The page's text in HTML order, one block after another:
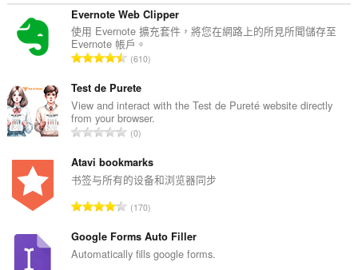
Evernote Web Clipper
使用 Evernote 擴充套件，將您在網路上的所見所聞儲存至
Evernote 帳戶。
評
的
總
次
數
610
Test de Purete
View and interact with the Test de Pureté website directly
from your browser.
評
的
總
數
0
Atavi bookmarks
书签与所有的设备和浏览器同步
評
的
總
170
Google Forms Auto Filler
Automatically fills google forms.